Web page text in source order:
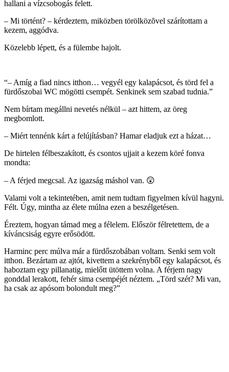
hallani a vízcsobogás felett.
– Mi történt? – kérdeztem, miközben törölközõvel szárítottam a
kezem, aggódva.
Közelebb lépett, és a fülembe hajolt.
“– Amíg a fiad nincs itthon… vegyél egy kalapácsot, és törd fel a
fürdőszobai WC mögötti csempét. Senkinek sem szabad tudnia.”
Nem bírtam megállni nevetés nélkül – azt hittem, az öreg
megbomlott.
– Miért tennénk kárt a felújításban? Hamar eladjuk ezt a házat…
De hirtelen félbeszakított, és csontos ujjait a kezem köré fonva
mondta:
– A férjed megcsal. Az igazság máshol van. 😲
Valami volt a tekintetében, amit nem tudtam figyelmen kívül hagyni.
Félt. Úgy, mintha az élete múlna ezen a beszélgetésen.
Éreztem, hogyan támad meg a félelem. Először félretettem, de a
kíváncsiság egyre erősödött.
Harminc perc múlva már a fürdőszobában voltam. Senki sem volt
itthon. Bezártam az ajtót, kivettem a szekrényből egy kalapácsot, és
haboztam egy pillanatig, mielőtt ütöttem volna. A férjem nagy
gonddal lerakott, fehér sima csempéjét néztem. „Törd szét? Mi van,
ha csak az apósom bolondult meg?”